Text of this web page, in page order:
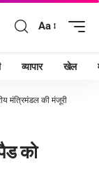
Aa
व्यापार खेल
मंत्रिमंडल की मंजूरी
को